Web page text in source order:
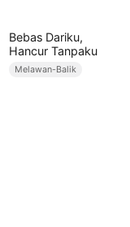
Bebas Dariku,
Hancur Tanpaku
Melawan-Balik